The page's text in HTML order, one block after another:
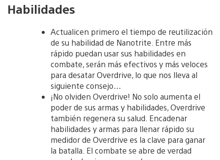
Habilidades
Actualicen primero el tiempo de reutilización
de su habilidad de Nanotrite. Entre más
rápido puedan usar sus habilidades en
combate, serán más efectivos y más veloces
para desatar Overdrive, lo que nos lleva al
siguiente consejo…
¡No olviden Overdrive! No solo aumenta el
poder de sus armas y habilidades, Overdrive
también regenera su salud. Encadenar
habilidades y armas para llenar rápido su
medidor de Overdrive es la clave para ganar
la batalla. El combate se abre de verdad